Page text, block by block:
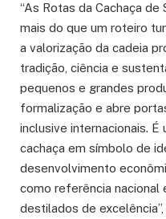
“As Rotas da Cachaça
mais do que um roteiro
a valorização da cadeia
tradição, ciência e
pequenos e grandes
formalização e abre
inclusive internacionais. É
cachaça em símbolo de
desenvolvimento
como referência nacional
destilados de